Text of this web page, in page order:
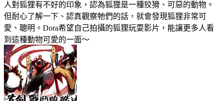
人對狐狸有不好的印象，認為狐狸是一種狡猾、可惡的動物。
但耐心了解一下、認真觀察牠們的話，就會發現狐狸非常可
愛、聰明。Dora希望自己拍攝的狐狸玩耍影片，能讓更多人看
到這種動物可愛的一面～